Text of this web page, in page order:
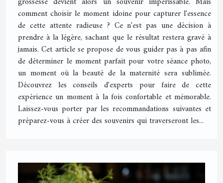
comment choisir le moment idoine pour capturer l'essence
de cette attente radieuse ? Ce n'est pas une décision à
prendre à la légère, sachant que le résultat restera gravé à
jamais. Cet article se propose de vous guider pas à pas afin
de déterminer le moment parfait pour votre séance photo,
un moment où la beauté de la maternité sera sublimée.
Découvrez les conseils d'experts pour faire de cette
expérience un moment à la fois confortable et mémorable.
Laissez-vous porter par les recommandations suivantes et
préparez-vous à créer des souvenirs qui traverseront les...